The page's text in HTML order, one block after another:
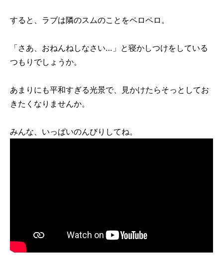
すると、ラブは隣のスムのことをペロペロ。
「さあ、おねんねしなさい…」と寝かしつけをしている
つもりでしょうか。
あまりにも平和すぎる光景で、見かけたらそっとしてお
きたくなりませんか。
みんな、いっぱいのんびりしてね。